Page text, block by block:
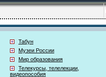
Табун
Музеи России
Мир образования
Телекурсы, телелекции,
видеопособия